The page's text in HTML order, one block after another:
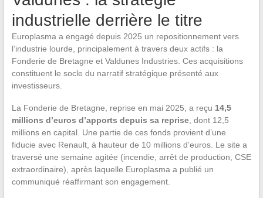
industrielle derrière le titre
Europlasma a engagé depuis 2025 un repositionnement vers
l’industrie lourde, principalement à travers deux actifs : la
Fonderie de Bretagne et Valdunes Industries. Ces acquisitions
constituent le socle du narratif stratégique présenté aux
investisseurs.
La Fonderie de Bretagne, reprise en mai 2025, a reçu 14,5
millions d’euros d’apports depuis sa reprise, dont 12,5
millions en capital. Une partie de ces fonds provient d’une
fiducie avec Renault, à hauteur de 10 millions d’euros. Le site a
traversé une semaine agitée (incendie, arrêt de production, CSE
extraordinaire), après laquelle Europlasma a publié un
communiqué réaffirmant son engagement.